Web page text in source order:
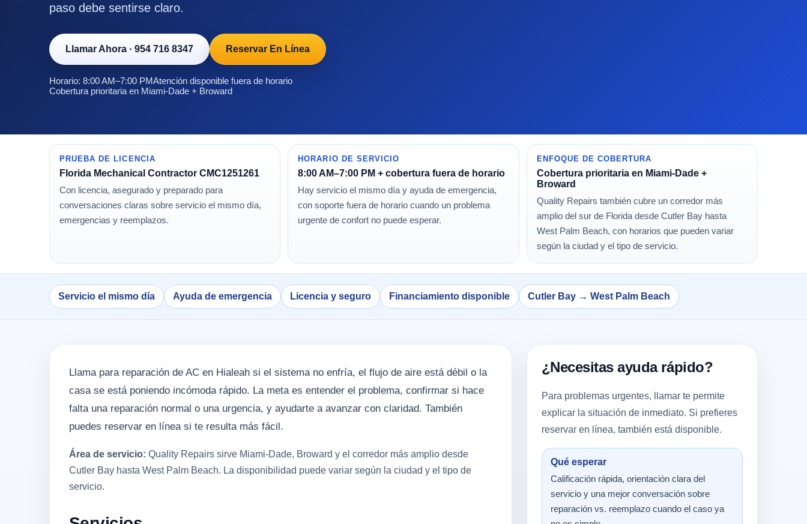
paso debe sentirse claro.
Llamar Ahora · 954 716 8347 Reservar En Línea
Horario: 8:00 AM–7:00 PMAtención disponible fuera de horario
Cobertura prioritaria en Miami-Dade + Broward
PRUEBA DE LICENCIA
Florida Mechanical Contractor CMC1251261
Con licencia, asegurado y preparado para
conversaciones claras sobre servicio el mismo día,
emergencias y reemplazos.
HORARIO DE SERVICIO
8:00 AM–7:00 PM + cobertura fuera de horario
Hay servicio el mismo día y ayuda de emergencia,
con soporte fuera de horario cuando un problema
urgente de confort no puede esperar.
ENFOQUE DE COBERTURA
Cobertura prioritaria en Miami-Dade +
Broward
Quality Repairs también cubre un corredor más
amplio del sur de Florida desde Cutler Bay hasta
West Palm Beach, con horarios que pueden variar
según la ciudad y el tipo de servicio.
Servicio el mismo día Ayuda de emergencia Licencia y seguro Financiamiento disponible Cutler Bay → West Palm Beach
Llama para reparación de AC en Hialeah si el sistema no enfría, el flujo de aire está débil o la
casa se está poniendo incómoda rápido. La meta es entender el problema, confirmar si hace
falta una reparación normal o una urgencia, y ayudarte a avanzar con claridad. También
puedes reservar en línea si te resulta más fácil.
Área de servicio: Quality Repairs sirve Miami-Dade, Broward y el corredor más amplio desde
Cutler Bay hasta West Palm Beach. La disponibilidad puede variar según la ciudad y el tipo de
servicio.
¿Necesitas ayuda rápido?
Para problemas urgentes, llamar te permite
explicar la situación de inmediato. Si prefieres
reservar en línea, también está disponible.
Qué esperar
Calificación rápida, orientación clara del
servicio y una mejor conversación sobre
reparación vs. reemplazo cuando el caso ya